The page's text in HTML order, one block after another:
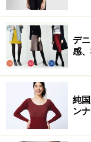
グンゼ ノン
ャーの特徴
デ
感
純
ン